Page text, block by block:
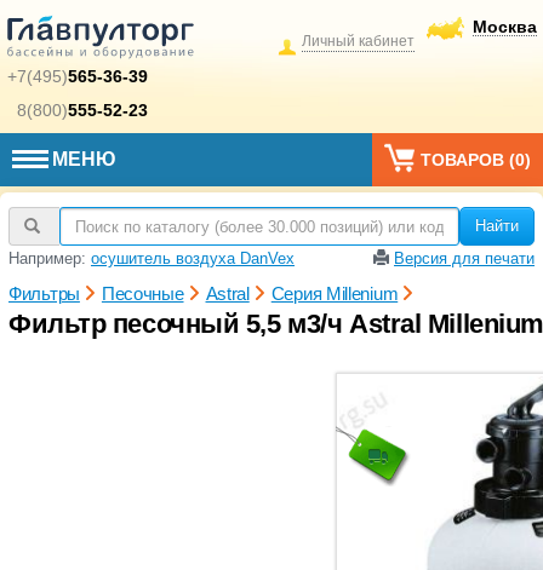
+7(495)565-36-39
8(800)555-52-23
Москва
Личный кабинет
МЕНЮ ТОВАРОВ (0)
Найти
Например: осушитель воздуха DanVex Версия для печати
Фильтры Песочные Astral Серия Millenium
Фильтр песочный 5,5 м3/ч Astral